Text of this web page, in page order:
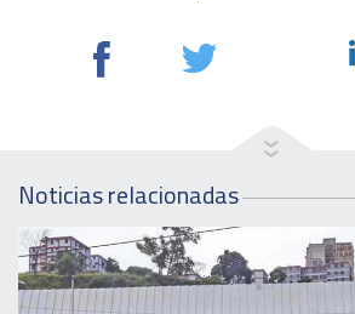
Noticias relacionadas